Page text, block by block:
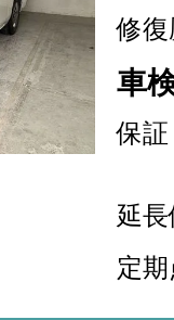
修復
車
保証
延
定